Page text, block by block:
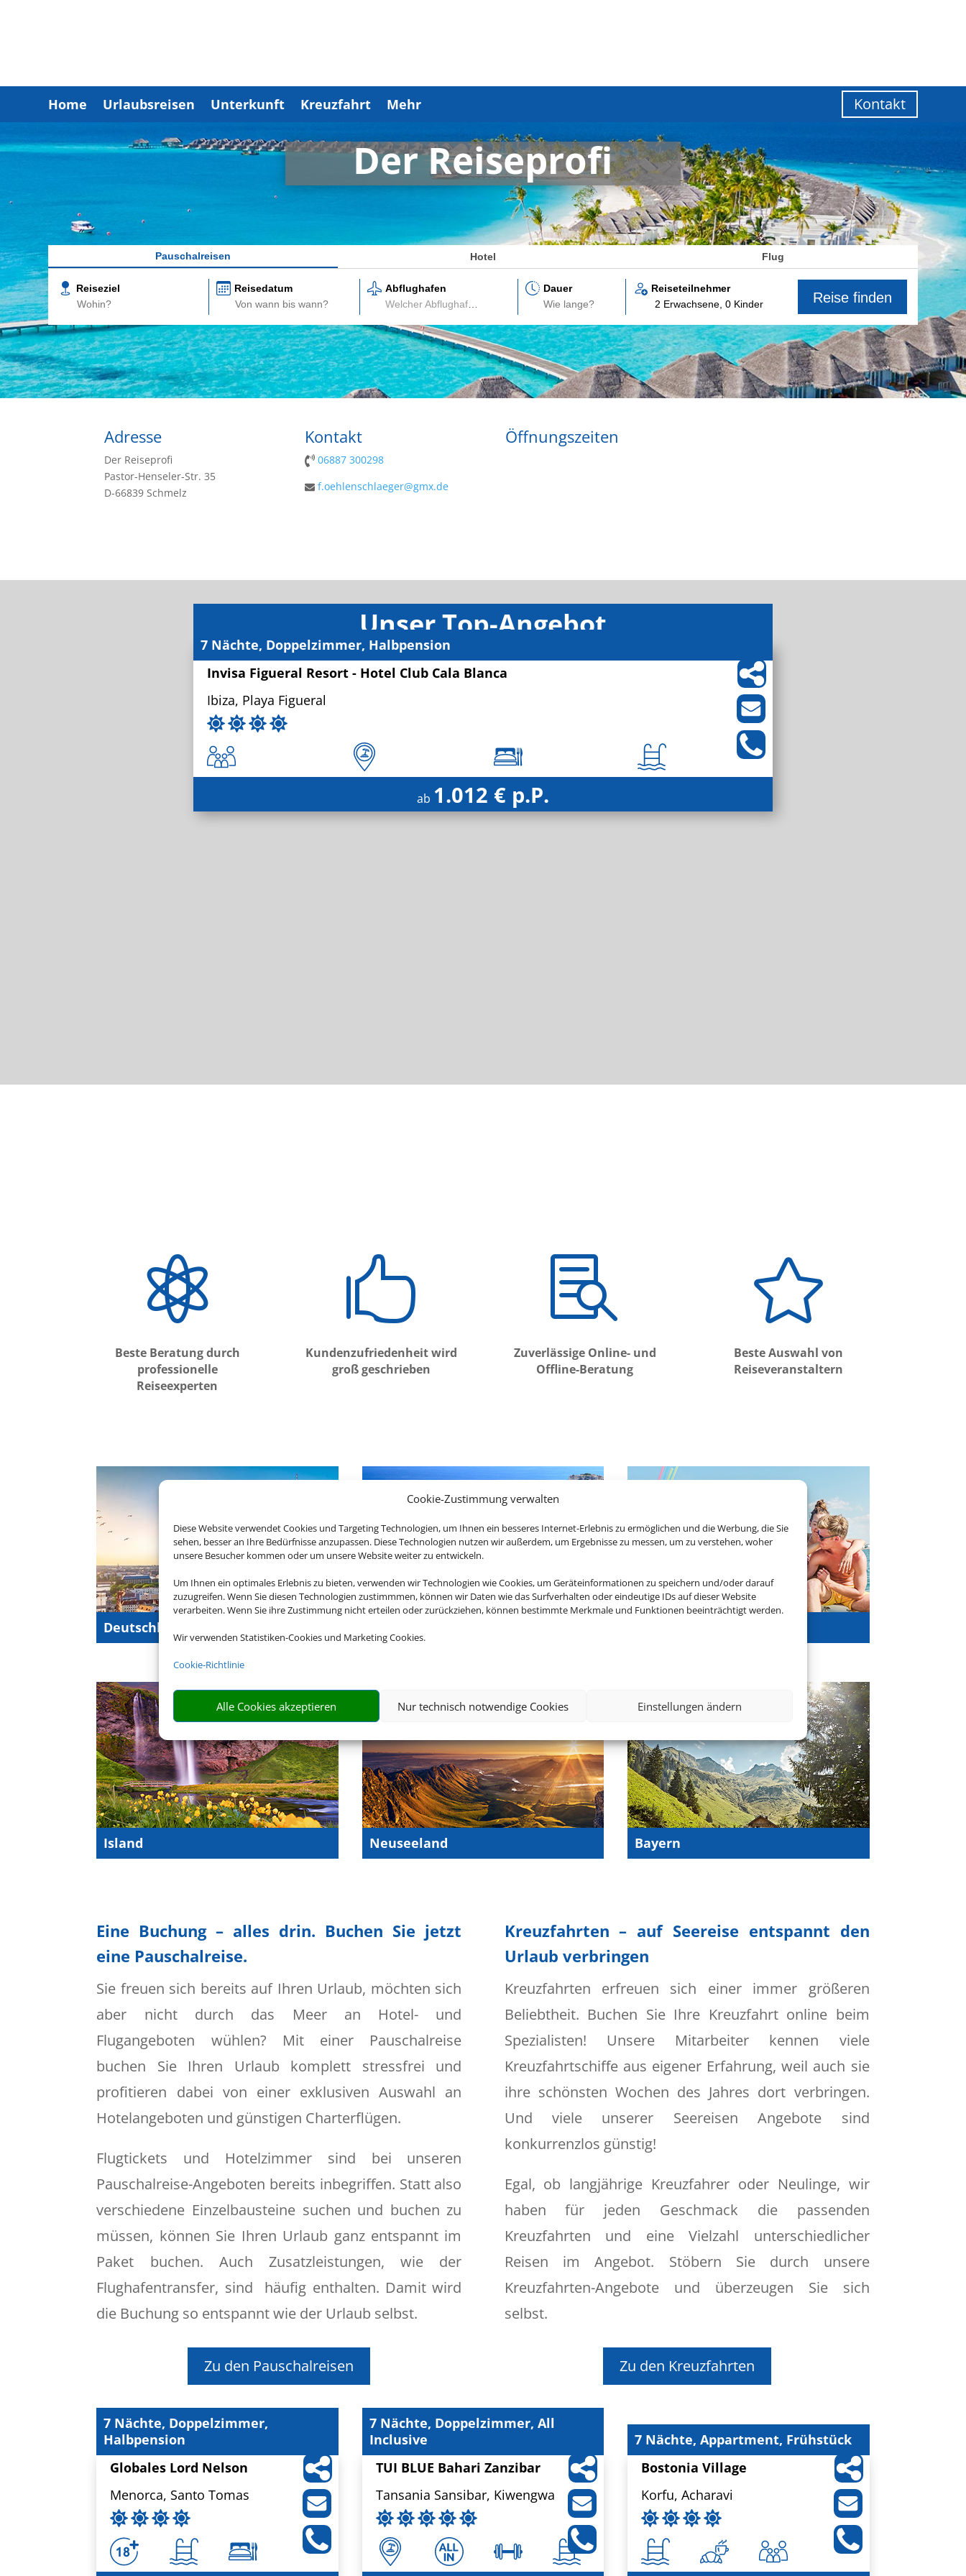
Cookie-Zustimmung verwalten
Diese Website verwendet Cookies und Targeting Technologien, um Ihnen ein besseres Internet-Erlebnis zu ermöglichen und die Werbung, die Sie
sehen, besser an Ihre Bedürfnisse anzupassen. Diese Technologien nutzen wir außerdem, um Ergebnisse zu messen, um zu verstehen, woher
unsere Besucher kommen oder um unsere Website weiter zu entwickeln.
Um Ihnen ein optimales Erlebnis zu bieten, verwenden wir Technologien wie Cookies, um Geräteinformationen zu speichern und/oder darauf
zuzugreifen. Wenn Sie diesen Technologien zustimmmen, können wir Daten wie das Surfverhalten oder eindeutige IDs auf dieser Website
verarbeiten. Wenn Sie ihre Zustimmung nicht erteilen oder zurückziehen, können bestimmte Merkmale und Funktionen beeinträchtigt werden.
Wir verwenden Statistiken-Cookies und Marketing Cookies.
Cookie-Richtlinie
Alle Cookies akzeptieren Nur technisch notwendige Cookies Einstellungen ändern
Home Urlaubsreisen Unterkunft Kreuzfahrt Mehr Kontakt
Der Reiseprofi
Pauschalreisen Hotel Flug
Reiseziel Reisedatum
Abflughafen
Dauer Reiseteilnehmer
Reise finden
Adresse
Der Reiseprofi
Pastor-Henseler-Str. 35
D-66839 Schmelz
Kontakt
06887 300298
f.oehlenschlaeger@gmx.de
Öffnungszeiten
Unser Top-Angebot
7 Nächte, Doppelzimmer, Halbpension
Invisa Figueral Resort - Hotel Club Cala Blanca
Ibiza, Playa Figueral
ab 1.012 € p.P.

Beste Beratung durch
professionelle
Reiseexperten

Kundenzufriedenheit wird
groß geschrieben

Zuverlässige Online- und
Offline-Beratung

Beste Auswahl von
Reiseveranstaltern
Deutschlandurlaub
Island Neuseeland Bayern
Eine Buchung – alles drin. Buchen Sie jetzt
eine Pauschalreise.
Sie freuen sich bereits auf Ihren Urlaub, möchten sich
aber nicht durch das Meer an Hotel- und
Flugangeboten wühlen? Mit einer Pauschalreise
buchen Sie Ihren Urlaub komplett stressfrei und
profitieren dabei von einer exklusiven Auswahl an
Hotelangeboten und günstigen Charterflügen.
Flugtickets und Hotelzimmer sind bei unseren
Pauschalreise-Angeboten bereits inbegriffen. Statt also
verschiedene Einzelbausteine suchen und buchen zu
müssen, können Sie Ihren Urlaub ganz entspannt im
Paket buchen. Auch Zusatzleistungen, wie der
Flughafentransfer, sind häufig enthalten. Damit wird
die Buchung so entspannt wie der Urlaub selbst.
Kreuzfahrten – auf Seereise entspannt den
Urlaub verbringen
Kreuzfahrten erfreuen sich einer immer größeren
Beliebtheit. Buchen Sie Ihre Kreuzfahrt online beim
Spezialisten! Unsere Mitarbeiter kennen viele
Kreuzfahrtschiffe aus eigener Erfahrung, weil auch sie
ihre schönsten Wochen des Jahres dort verbringen.
Und viele unserer Seereisen Angebote sind
konkurrenzlos günstig!
Egal, ob langjährige Kreuzfahrer oder Neulinge, wir
haben für jeden Geschmack die passenden
Kreuzfahrten und eine Vielzahl unterschiedlicher
Reisen im Angebot. Stöbern Sie durch unsere
Kreuzfahrten-Angebote und überzeugen Sie sich
selbst.
Zu den Pauschalreisen Zu den Kreuzfahrten
7 Nächte, Doppelzimmer,
Halbpension
Globales Lord Nelson
Menorca, Santo Tomas
7 Nächte, Doppelzimmer, All
Inclusive
TUI BLUE Bahari Zanzibar
Tansania Sansibar, Kiwengwa
7 Nächte, Appartment, Frühstück
Bostonia Village
Korfu, Acharavi